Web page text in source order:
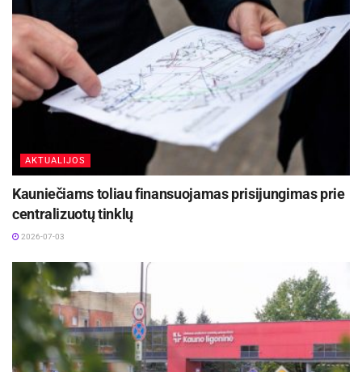
AKTUALIJOS
Kauniečiams toliau finansuojamas prisijungimas prie
centralizuotų tinklų
2026-07-03